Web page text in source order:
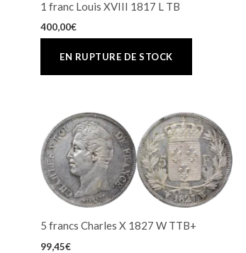
1 franc Louis XVIII 1817 L TB
400,00€
5 francs Charles X 1827 W TTB+
99,45€